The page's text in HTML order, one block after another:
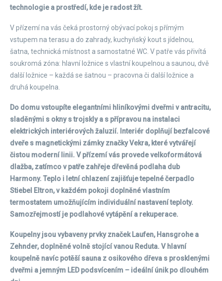
technologie a prostředí, kde je radost žít.
V přízemí na vás čeká prostorný obývací pokoj s přímým
vstupem na terasu a do zahrady, kuchyňský kout s jídelnou,
šatna, technická místnost a samostatné WC. V patře vás přivítá
soukromá zóna: hlavní ložnice s vlastní koupelnou a saunou, dvě
další ložnice – každá se šatnou – pracovna či další ložnice a
druhá koupelna.
Do domu vstoupíte elegantními hliníkovými dveřmi v antracitu,
sladěnými s okny s trojskly a s přípravou na instalaci
elektrických interiérových žaluzií. Interiér doplňují bezfalcové
dveře s magnetickými zámky značky Vekra, které vytvářejí
čistou moderní linii. V přízemí vás provede velkoformátová
dlažba, zatímco v patře zahřeje dřevěná podlaha dub
Harmony. Teplo i letní chlazení zajišťuje tepelné čerpadlo
Stiebel Eltron, v každém pokoji doplněné vlastním
termostatem umožňujícím individuální nastavení teploty.
Samozřejmostí je podlahové vytápění a rekuperace.
Koupelny jsou vybaveny prvky značek Laufen, Hansgrohe a
Zehnder, doplněné volně stojící vanou Reduta. V hlavní
koupelně navíc potěší sauna z osikového dřeva s prosklenými
dveřmi a jemným LED podsvícením – ideální únik po dlouhém